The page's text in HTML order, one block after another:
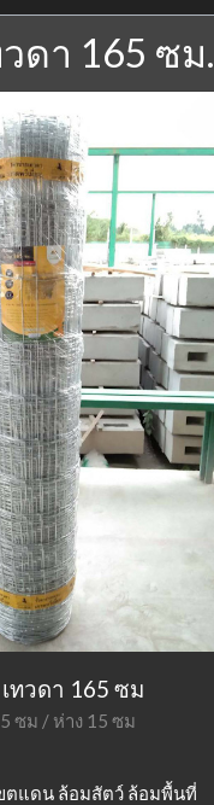
ดา 165 ซม.
ทวดา 165 ซม
ซม / ห่าง 15 ซม
ตแดน ล้อมสัตว์ ล้อมพื้นที่